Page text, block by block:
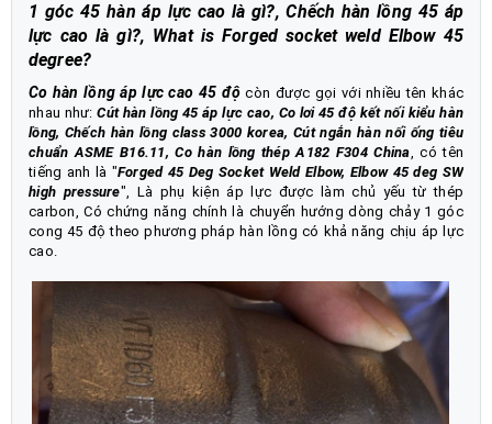
1 góc 45 hàn áp lực cao là gì?, Chếch hàn lồng 45 áp
lực cao là gì?, What is Forged socket weld Elbow 45
degree?
Co hàn lồng áp lực cao 45 độ còn được gọi với nhiều tên khác
nhau như:Cút hàn lồng 45 áp lực cao, Co lơi 45 độ kết nối kiểu hàn
lồng, Chếch hàn lồng class 3000 korea, Cút ngắn hàn nối ống tiêu
chuẩn ASME B16.11, Co hàn lồng thép A182 F304 China, có tên
tiếng anh là "Forged 45 Deg Socket Weld Elbow, Elbow 45 deg SW
high pressure", Là phụ kiện áp lực được làm chủ yếu từ thép
carbon, Có chứng năng chính là chuyển hướng dòng chảy 1 góc
cong 45 độ theo phương pháp hàn lồng có khả năng chịu áp lực
cao.